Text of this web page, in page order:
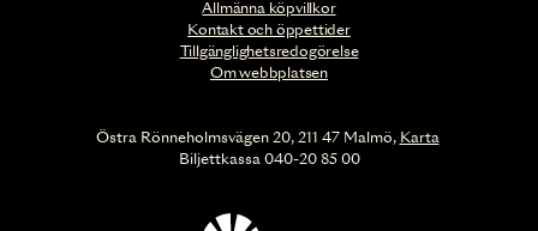
Allmänna köpvillkor
Kontakt och öppettider
Tillgänglighetsredogörelse
Om webbplatsen
Östra Rönneholmsvägen 20, 211 47 Malmö, Karta
Biljettkassa 040-20 85 00